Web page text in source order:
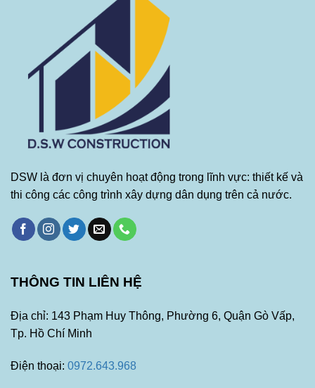
DSW là đơn vị chuyên hoạt động trong lĩnh vực: thiết kế và
thi công các công trình xây dựng dân dụng trên cả nước.
THÔNG TIN LIÊN HỆ
Địa chỉ: 143 Phạm Huy Thông, Phường 6, Quận Gò Vấp,
Tp. Hồ Chí Minh
Điện thoại: 0972.643.968